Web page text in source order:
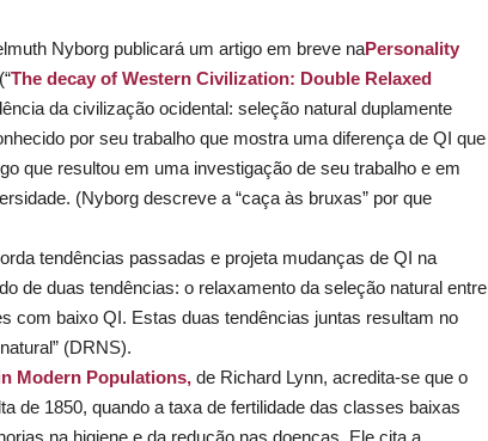
Nyborg publicará um artigo em breve naPersonality
The decay of Western Civilization: Double Relaxed
da civilização ocidental: seleção natural duplamente
por seu trabalho que mostra uma diferença de QI que
que resultou em uma investigação de seu trabalho e em
(Nyborg descreve a “caça às bruxas” por que
tendências passadas e projeta mudanças de QI na
de duas tendências: o relaxamento da seleção natural entre
com baixo QI. Estas duas tendências juntas resultam no
(DRNS).
Modern Populations,de Richard Lynn, acredita-se que o
de 1850, quando a taxa de fertilidade das classes baixas
na higiene e da redução nas doenças. Ele cita a